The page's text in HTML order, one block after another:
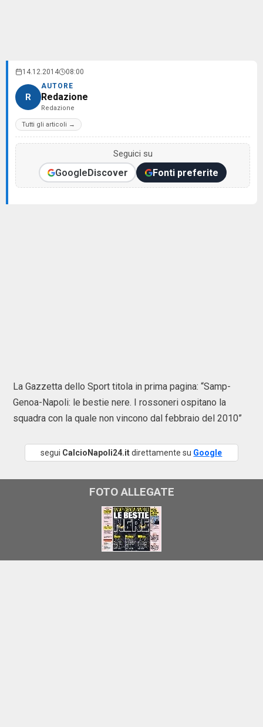
14.12.2014 08:00
R
AUTORE
Redazione
Redazione
Tutti gli articoli →
Seguici su
GoogleDiscover Fonti preferite
La Gazzetta dello Sport titola in prima pagina: “Samp-
Genoa-Napoli: le bestie nere. I rossoneri ospitano la
squadra con la quale non vincono dal febbraio del 2010”
segui CalcioNapoli24.itdirettamente su Google
FOTO ALLEGATE